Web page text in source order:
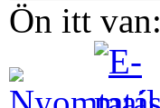
Ön itt van: